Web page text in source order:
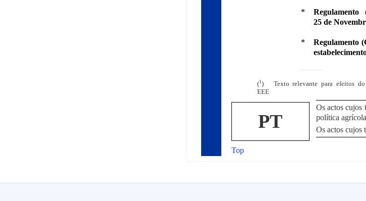
*
25 de
* Regulamento
(1 ) Texto relevante para efeitos do
EEE
PT
Os actos cujos
política
Os actos cujos
Top